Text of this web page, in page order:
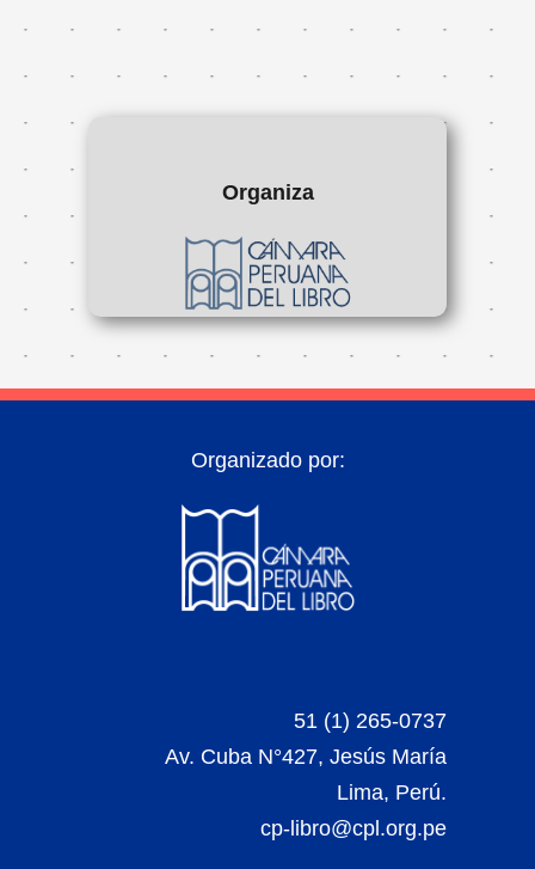
Organiza
Organizado por:
51 (1) 265-0737
Av. Cuba N°427, Jesús María
Lima, Perú.
cp-libro@cpl.org.pe